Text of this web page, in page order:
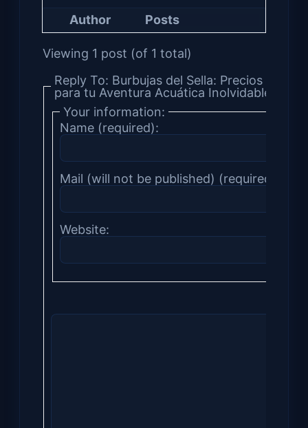
Author
Posts
Viewing 1 post (of 1 total)
Reply To: Burbujas del Sella: Precios y
para tu Aventura Acuática Inolvidable
Your information:
Name (required):
Mail (will not be published) (required):
Website: